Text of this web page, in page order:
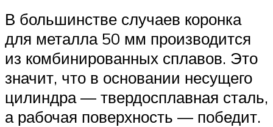
В большинстве случаев коронка
для металла 50 мм производится
из комбинированных сплавов. Это
значит, что в основании несущего
цилиндра — твердосплавная сталь,
а рабочая поверхность — победит.